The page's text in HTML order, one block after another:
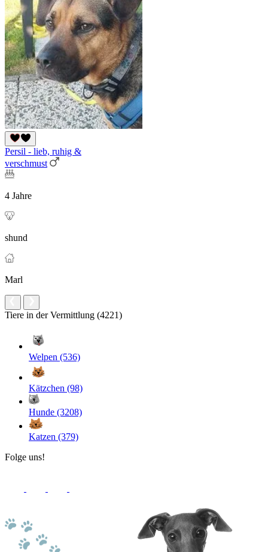
Persil - lieb, ruhig &
verschmust
4 Jahre
shund
Marl
Tiere in der Vermittlung (4221)
Welpen (536)
Kätzchen (98)
Hunde (3208)
Katzen (379)
Folge uns!